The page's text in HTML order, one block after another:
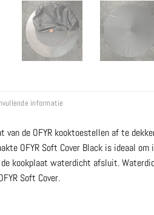
informatie
van de OFYR kooktoestellen af te
OFYR Soft Cover Black is ideaal
kookplaat waterdicht afsluit.
Soft Cover.